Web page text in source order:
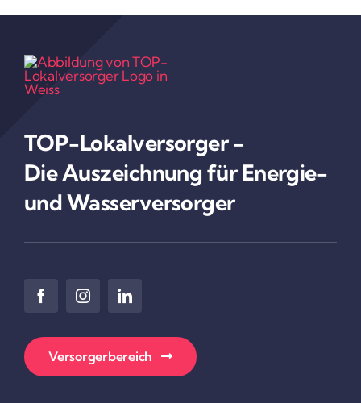
TOP-Lokal­ver­sorger -
Die Auszeich­nung für Energie-
und Wasser­ver­sorger
Versor­ger­be­reich